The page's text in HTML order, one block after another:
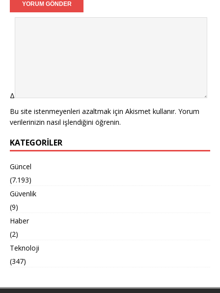
Δ
Bu site istenmeyenleri azaltmak için Akismet kullanır. Yorum
verilerinizin nasıl işlendiğini öğrenin.
KATEGORILER
Güncel
(7.193)
Güvenlik
(9)
Haber
(2)
Teknoloji
(347)